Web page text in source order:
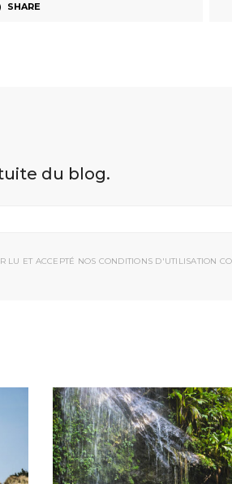
SHARE
du blog.
LU ET ACCEPTÉ NOS CONDITIONS D'UTILISATION